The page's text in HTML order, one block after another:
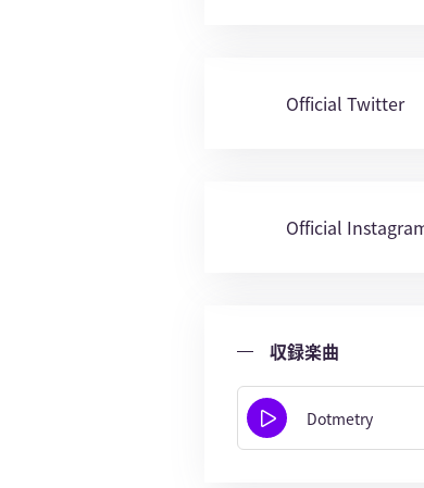
Official Twitter
Official
収録楽曲
Dotmetry